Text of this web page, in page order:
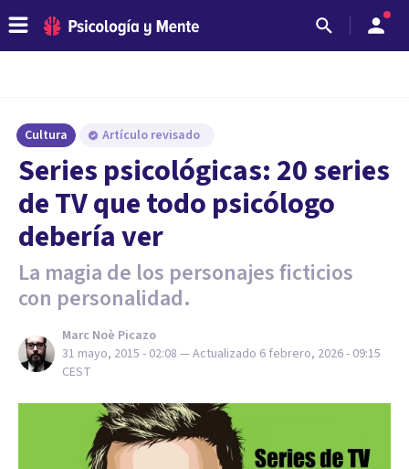
Cultura Artículo revisado
Series psicológicas: 20 series
de TV que todo psicólogo
debería ver
La magia de los personajes ficticios
con personalidad.
Marc Noè Picazo
31 mayo, 2015 - 02:08 — Actualizado 6 febrero, 2026 - 09:15
CEST